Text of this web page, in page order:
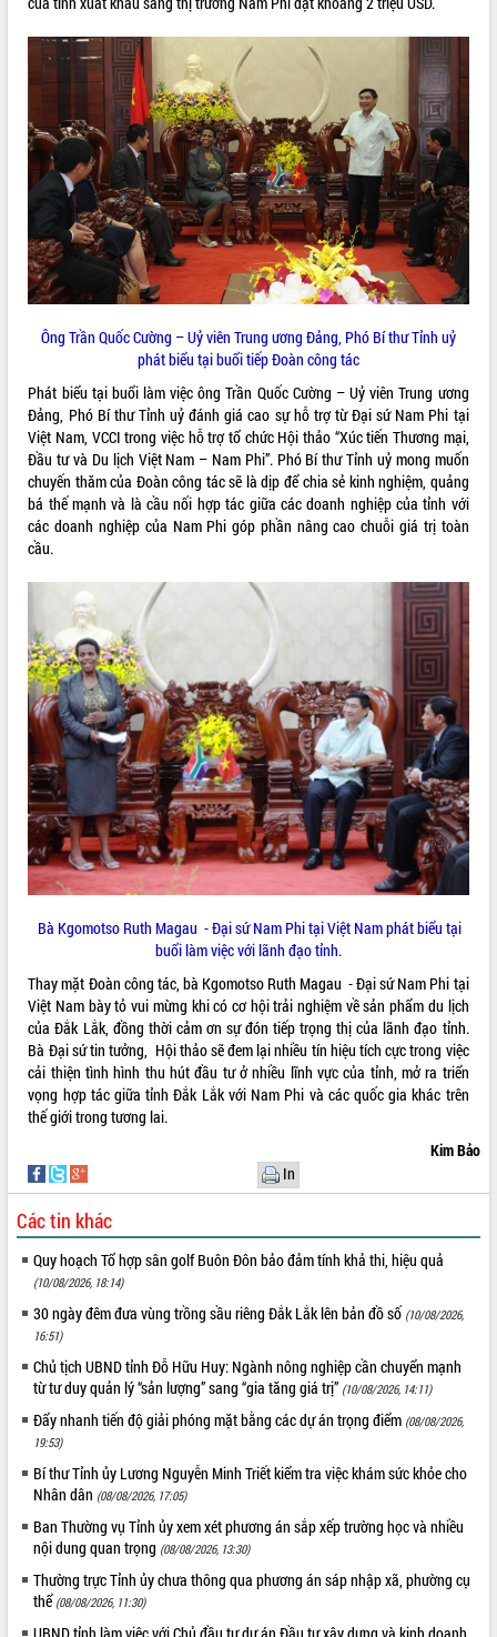
Trailer Lễ hội Sầu riêng Đắk Lắk năm
2026
Khám bệnh, cấp phát thuốc miễn phí
và tặng quà người dân xã Cư Pui
Hội nghị UBND tỉnh Đắk Lắk thường kỳ
tháng 7/2026
Lễ truy tặng danh hiệu “Bà Mẹ Việt
Nam Anh hùng” và trao Huân chương
Lao động
UBND tỉnh Đắk Lắk triển khai nhiệm
vụ 6 tháng cuối năm 2026
Kỳ họp thứ Hai, Hội đồng nhân dân
tỉnh khóa XI quyết nghị nhiều nội dung
quan trọng
Bí thư Tỉnh ủy Lương Nguyễn Minh
Triết thăm, tặng quà người có công với
cách mạng
văn hóa, thể thao đáp ứng yêu cầu
phát triển mới
Thường trực HĐND tỉnh Đắk Lắk gặp
mặt Đoàn chuyên gia y tế TP. Hồ Chí
Minh
Lễ truy điệu và an táng hài cốt liệt sĩ
tại Nghĩa trang Liệt sĩ xã Sơn Hòa
Bàn giải pháp tháo gỡ khó khăn trong
xuất khẩu sầu riêng và triển khai quy
định EUDR
Thứ trưởng Bộ Nông nghiệp và Môi
trường Nguyễn Hoàng Hiệp khảo sát
vùng trồng và doanh nghiệp đóng gói
Trình diễn nghệ thuật chế biến các
Đắk Lắk công bố Quy hoạch và xúc
tiến đầu tư tỉnh
Ngành cá ngừ Đắk Lắk chủ động thích
ứng để giữ vững thị trường xuất khẩu
Diễn đàn Kinh tế tư nhân Việt Nam đột
phá cơ chế - Hợp tác công tư
Đề án 06 tạo bước ngoặt đột phá trong
Kết nối tour, đẩy mạnh chuyển đổi số
Khởi động Dự án Đầu tư xây dựng hạ
tầng kỹ thuật Cụm công nghiệp Tân
Tiến
Gặp mặt các cơ quan báo chí nhân Kỷ
niệm 101 năm Ngày Báo chí Cách
mạng Việt Nam
Đắk Lắk sơ kết 4 năm triển khai thực
hiện Đề án 06 của Chính phủ
Họp báo thông tin về Hội nghị Công bố
Quy hoạch và Xúc tiến đầu tư tỉnh Đắk
Lắk
Khơi thông điểm nghẽn, đẩy nhanh
giải ngân vốn khắc phục thiên tai
HĐND tỉnh thông qua điều chỉnh Quy
hoạch tỉnh thời kỳ 2021-2030
Hội thảo góp ý hồ sơ điều chỉnh quy
LIÊN KẾT WEB
THỐNG KÊ TRUY CẬP
Hôm nay: 31490
Tất cả: 66144604
Ông Trần Quốc Cường – Uỷ viên Trung ương Đảng, Phó Bí thư Tỉnh uỷ
phát biểu tại buổi tiếp Đoàn công tác
Phát biểu tại buổi làm việc ông Trần Quốc Cường – Uỷ viên Trung ương
Đảng, Phó Bí thư Tỉnh uỷ đánh giá cao sự hỗ trợ từ Đại sứ Nam Phi tại
Việt Nam, VCCI trong việc hỗ trợ tổ chức Hội thảo “Xúc tiến Thương mại,
Đầu tư và Du lịch Việt Nam – Nam Phi”. Phó Bí thư Tỉnh uỷ mong muốn
chuyến thăm của Đoàn công tác sẽ là dịp để chia sẻ kinh nghiệm, quảng
bá thế mạnh và là cầu nối hợp tác giữa các doanh nghiệp của tỉnh với
các doanh nghiệp của Nam Phi góp phần nâng cao chuỗi giá trị toàn
cầu.
Bà Kgomotso Ruth Magau - Đại sứ Nam Phi tại Việt Nam phát biểu tại
buổi làm việc với lãnh đạo tỉnh.
Thay mặt Đoàn công tác, bà Kgomotso Ruth Magau - Đại sứ Nam Phi tại
Việt Nam bày tỏ vui mừng khi có cơ hội trải nghiệm về sản phẩm du lịch
của Đắk Lắk, đồng thời cảm ơn sự đón tiếp trọng thị của lãnh đạo tỉnh.
Bà Đại sứ tin tưởng, Hội thảo sẽ đem lại nhiều tín hiệu tích cực trong việc
cải thiện tình hình thu hút đầu tư ở nhiều lĩnh vực của tỉnh, mở ra triển
vọng hợp tác giữa tỉnh Đắk Lắk với Nam Phi và các quốc gia khác trên
thế giới trong tương lai.
Kim Bảo
In
Các tin khác
Quy hoạch Tổ hợp sân golf Buôn Đôn bảo đảm tính khả thi, hiệu quả
(10/08/2026, 18:14)
30 ngày đêm đưa vùng trồng sầu riêng Đắk Lắk lên bản đồ số (10/08/2026,
16:51)
Chủ tịch UBND tỉnh Đỗ Hữu Huy: Ngành nông nghiệp cần chuyển mạnh
từ tư duy quản lý “sản lượng” sang “gia tăng giá trị” (10/08/2026, 14:11)
Đẩy nhanh tiến độ giải phóng mặt bằng các dự án trọng điểm (08/08/2026,
19:53)
Bí thư Tỉnh ủy Lương Nguyễn Minh Triết kiểm tra việc khám sức khỏe cho
Nhân dân (08/08/2026, 17:05)
Ban Thường vụ Tỉnh ủy xem xét phương án sắp xếp trường học và nhiều
nội dung quan trọng (08/08/2026, 13:30)
Thường trực Tỉnh ủy chưa thông qua phương án sáp nhập xã, phường cụ
thể (08/08/2026, 11:30)